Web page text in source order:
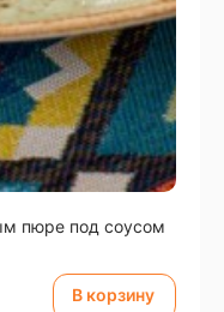
пюре под соусом
В корзину